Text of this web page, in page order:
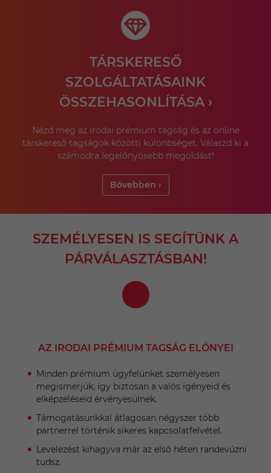
TÁRSKERESŐ
SZOLGÁLTATÁSAINK
ÖSSZEHASONLÍTÁSA ›
Nézd meg az irodai prémium tagság és az online
társkereső tagságok közötti különbséget. Válaszd ki a
számodra legelőnyösebb megoldást!
Bővebben ›
SZEMÉLYESEN IS SEGÍTÜNK A
PÁRVÁLASZTÁSBAN!
AZ IRODAI PRÉMIUM TAGSÁG ELŐNYEI
Minden prémium ügyfelünket személyesen
megismerjük, így biztosan a valós igényeid és
elképzeléseid érvényesülnek.
Támogatásunkkal átlagosan négyszer több
partnerrel történik sikeres kapcsolatfelvétel.
Levelezést kihagyva már az első héten randevúzni
tudsz.